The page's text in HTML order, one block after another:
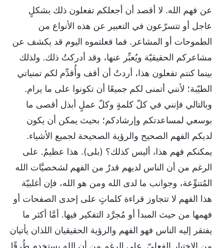
عن فهم الله. لا أقصد أن أجعلكم تفعلون ذلك بشكلٍ
عاجل أو تتسرّعون في التعبير عن هذه الأنواع من
الطموحات أو المشاعر. فما فعلتموه اليوم قد يكشف عن
مشاعركم الحقيقيّة ويُعبِّر عنها، وقد أدركتُ ذلك. ولذلك
بينما كنتم تفعلون هذا، أردتُ أن أقف وأُقدِّم لكم تمنياتي
الطيّبة؛ لأنني أتمنى لكم جميعًا أن تكونوا على ما يرام.
وبالتالي فإنني في كلّ كلمةٍ وكلّ عملٍ أبذل أقصى ما
بوسعي لمساعدتكم وإرشادكم؛ بحيث يمكن أن يكون
لديكم الفهم الصحيح والرؤية الصحيحة لجميع الأشياء.
يمكنكم فهم هذا، أليس كذلك؟ (بلى). هذا عظيمٌ. على
الرغم من أن الناس لديهم قدرٌ من الفهم لشخصيَّات الله
المُتنوِّعة، وجوانب ما لدى الله ومن هو الله، فإن أغلبيّة
هذا الفهم لا تتجاوز قراءة كلماتٍ على إحدى الصفحات أو
فهمها من حيث المبدأ أو مُجرَّد التفكير فيها. أمَّا أكثر ما
يفتقر إليه الناس فهو الفهم والرؤية الحقيقيان اللذان يأتيان
من الاختبار الفعليّ. على الرغم من أن الله يستخدم طُرقًا